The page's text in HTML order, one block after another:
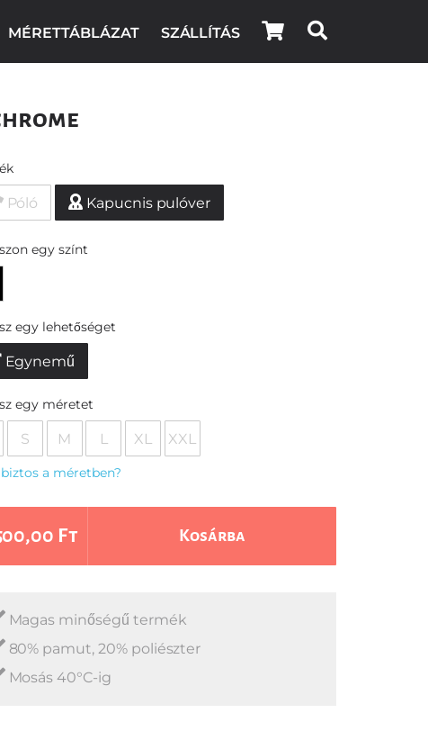
MÉRETTÁBLÁZAT SZÁLLÍTÁS
Póló Kapucnis pulóver
egy színt
egy lehetőséget
Egynemű
egy méretet
S M L XL XXL
a méretben?
Ft Kosárba
Magas minőségű termék
80% pamut, 20% poliészter
Mosás 40°C-ig